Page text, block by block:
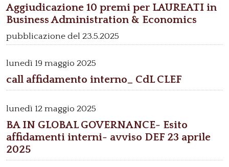
Aggiudicazione 10 premi per LAUREATI in
Business Administration & Economics
pubblicazione del 23.5.2025
lunedì 19 maggio 2025
call affidamento interno_ CdL CLEF
lunedì 12 maggio 2025
BA IN GLOBAL GOVERNANCE- Esito
affidamenti interni- avviso DEF 23 aprile
2025